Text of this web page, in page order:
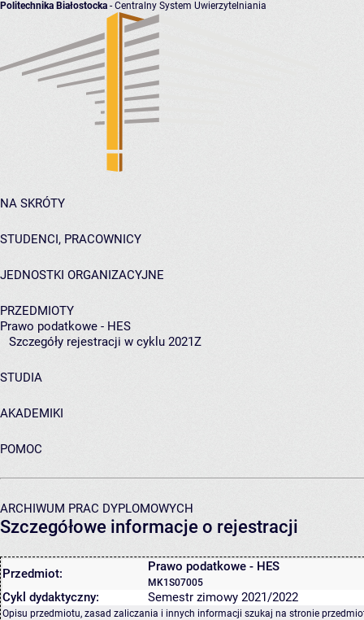
Politechnika Białostocka - Centralny System Uwierzytelniania
NA SKRÓTY
STUDENCI, PRACOWNICY
JEDNOSTKI ORGANIZACYJNE
PRZEDMIOTY
Prawo podatkowe - HES
Szczegóły rejestracji w cyklu 2021Z
STUDIA
AKADEMIKI
POMOC
ARCHIWUM PRAC DYPLOMOWYCH
Szczegółowe informacje o rejestracji
Przedmiot: Prawo podatkowe - HES
MK1S07005
Cykl dydaktyczny: Semestr zimowy 2021/2022
Opisu przedmiotu, zasad zaliczania i innych informacji szukaj na stronie